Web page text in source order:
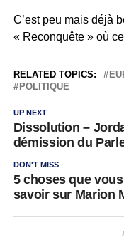
C’est peu mais déjà
« Reconquête » où
RELATED TOPICS:
POLITIQUE
UP NEXT
Dissolution –
démission du
DON'T MISS
5 choses que
savoir sur Marion